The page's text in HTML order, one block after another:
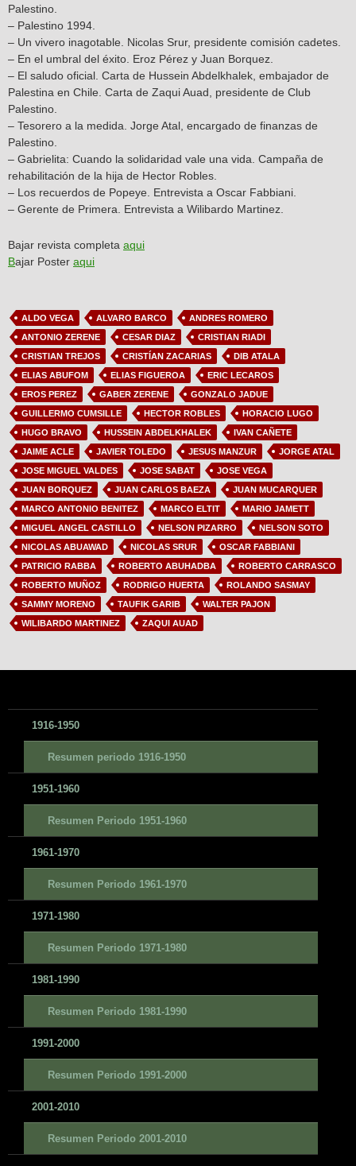
Palestino.
– Palestino 1994.
– Un vivero inagotable. Nicolas Srur, presidente comisión cadetes.
– En el umbral del éxito. Eroz Pérez y Juan Borquez.
– El saludo oficial. Carta de Hussein Abdelkhalek, embajador de
Palestina en Chile. Carta de Zaqui Auad, presidente de Club
Palestino.
– Tesorero a la medida. Jorge Atal, encargado de finanzas de
Palestino.
– Gabrielita: Cuando la solidaridad vale una vida. Campaña de
rehabilitación de la hija de Hector Robles.
– Los recuerdos de Popeye. Entrevista a Oscar Fabbiani.
– Gerente de Primera. Entrevista a Wilibardo Martinez.
Bajar revista completa aqui
Bajar Poster aqui
ALDO VEGA ALVARO BARCO
ANDRES ROMERO
ANTONIO ZERENE
CESAR DIAZ
CRISTIAN RIADI
CRISTIAN TREJOS
CRISTÍAN ZACARIAS
DIB ATALA
ELIAS ABUFOM
ELIAS FIGUEROA
ERIC LECAROS
EROS PEREZ
GABER ZERENE
GONZALO JADUE
GUILLERMO CUMSILLE
HECTOR ROBLES
HORACIO LUGO
HUGO BRAVO
HUSSEIN ABDELKHALEK
IVAN CAÑETE
JAIME ACLE
JAVIER TOLEDO JESUS MANZUR
JORGE ATAL
JOSE MIGUEL VALDES
JOSE SABAT
JOSE VEGA
JUAN BORQUEZ
JUAN CARLOS BAEZA
JUAN MUCARQUER
MARCO ANTONIO BENITEZ
MARCO ELTIT
MARIO JAMETT
MIGUEL ANGEL CASTILLO
NELSON PIZARRO
NELSON SOTO
NICOLAS ABUAWAD
NICOLAS SRUR
OSCAR FABBIANI
PATRICIO RABBA
ROBERTO ABUHADBA
ROBERTO CARRASCO
ROBERTO MUÑOZ
RODRIGO HUERTA
ROLANDO SASMAY
SAMMY MORENO
TAUFIK GARIB
WALTER PAJON
WILIBARDO MARTINEZ
ZAQUI AUAD
1916-1950
Resumen periodo 1916-1950
1951-1960
Resumen Periodo 1951-1960
1961-1970
Resumen Periodo 1961-1970
1971-1980
Resumen Periodo 1971-1980
1981-1990
Resumen Periodo 1981-1990
1991-2000
Resumen Periodo 1991-2000
2001-2010
Resumen Periodo 2001-2010